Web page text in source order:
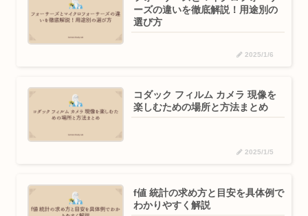
ーズの違いを徹底解説！用途別の
選び方
2025/1/6
コダック フィルム カメラ 現像を
楽しむための場所と方法まとめ
2025/1/5
f値 統計の求め方と目安を具体例で
わかりやすく解説